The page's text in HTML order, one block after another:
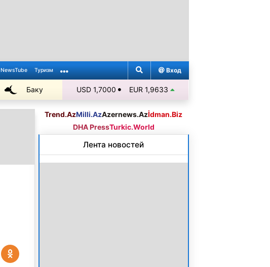
NewsTube Туризм Вход
Баку
+27℃
USD 1,7000 EUR 1,9633
Trend.AzMilli.AzAzernews.Azİdman.Biz
DHA PressTurkic.World
Лента новостей